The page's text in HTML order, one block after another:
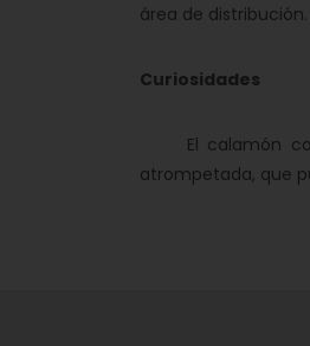
área de distribución.
Curiosidades
El calamón
atrompetada, que